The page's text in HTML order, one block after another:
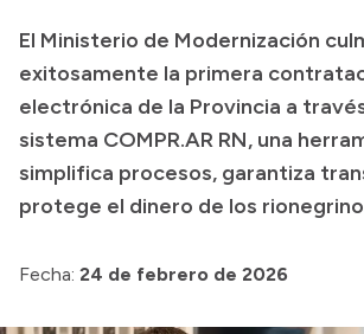
Accesos directos
SIU GUARANÍ
SECUNDARIO
TECNICATURAS
El Ministerio de Modernización
exitosamente la primera
electrónica de la Provincia a
sistema COMPR.AR RN, una
simplifica procesos, garantiza
protege el dinero de los
Fecha: 24 de febrero de 2026